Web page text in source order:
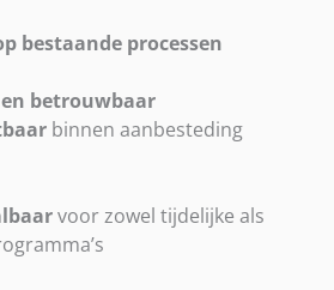
bestaande processen
betrouwbaar
binnen aanbesteding
voor zowel tijdelijke als